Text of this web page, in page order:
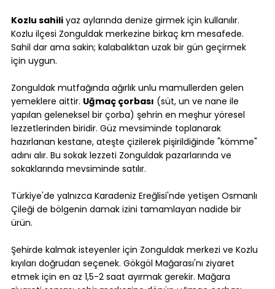
Kozlu sahili yaz aylarında denize girmek için kullanılır.
Kozlu ilçesi Zonguldak merkezine birkaç km mesafede.
Sahil dar ama sakin; kalabalıktan uzak bir gün geçirmek
için uygun.
Zonguldak mutfağında ağırlık unlu mamullerden gelen
yemeklere aittir. Uğmaç çorbası (süt, un ve nane ile
yapılan geleneksel bir çorba) şehrin en meşhur yöresel
lezzetlerinden biridir. Güz mevsiminde toplanarak
hazırlanan kestane, ateşte çizilerek pişirildiğinde "kömme"
adını alır. Bu sokak lezzeti Zonguldak pazarlarında ve
sokaklarında mevsiminde satılır.
Türkiye'de yalnızca Karadeniz Ereğlisi'nde yetişen Osmanlı
Çileği de bölgenin damak izini tamamlayan nadide bir
ürün.
Şehirde kalmak isteyenler için Zonguldak merkezi ve Kozlu
kıyıları doğrudan seçenek. Gökgöl Mağarası'nı ziyaret
etmek için en az 1,5-2 saat ayırmak gerekir. Mağara